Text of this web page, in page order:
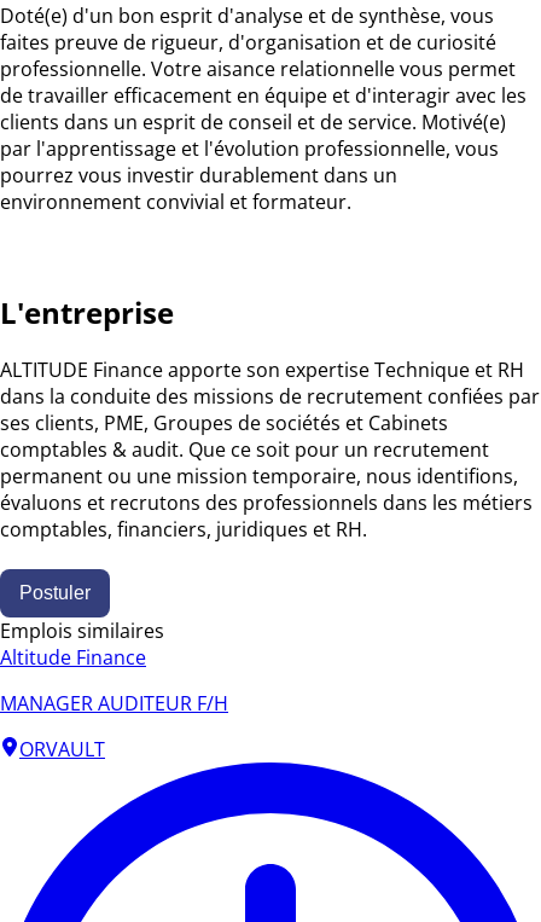
Doté(e) d'un bon esprit d'analyse et de synthèse, vous
faites preuve de rigueur, d'organisation et de curiosité
professionnelle. Votre aisance relationnelle vous permet
de travailler efficacement en équipe et d'interagir avec les
clients dans un esprit de conseil et de service. Motivé(e)
par l'apprentissage et l'évolution professionnelle, vous
pourrez vous investir durablement dans un
environnement convivial et formateur.
L'entreprise
ALTITUDE Finance apporte son expertise Technique et RH
dans la conduite des missions de recrutement confiées par
ses clients, PME, Groupes de sociétés et Cabinets
comptables & audit. Que ce soit pour un recrutement
permanent ou une mission temporaire, nous identifions,
évaluons et recrutons des professionnels dans les métiers
comptables, financiers, juridiques et RH.
Postuler
Emplois similaires
Altitude Finance
MANAGER AUDITEUR F/H
ORVAULT